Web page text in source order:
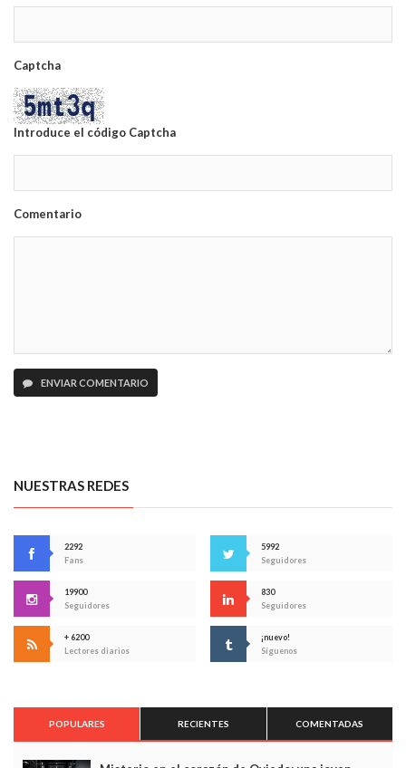
Captcha
Introduce el código Captcha
Comentario
ENVIAR COMENTARIO
NUESTRAS REDES
2292
Fans
5992
Seguidores
19900
Seguidores
830
Seguidores
+ 6200
Lectores diarios
¡nuevo!
Síguenos
POPULARES RECIENTES COMENTADAS